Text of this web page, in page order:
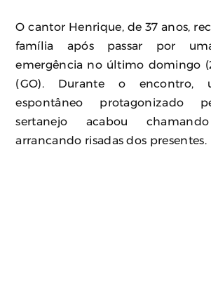
O cantor Henrique, de 37 anos,
família após passar por
emergência no último domingo
(GO). Durante o encontro,
espontâneo protagonizado
sertanejo acabou
arrancando risadas dos presentes.